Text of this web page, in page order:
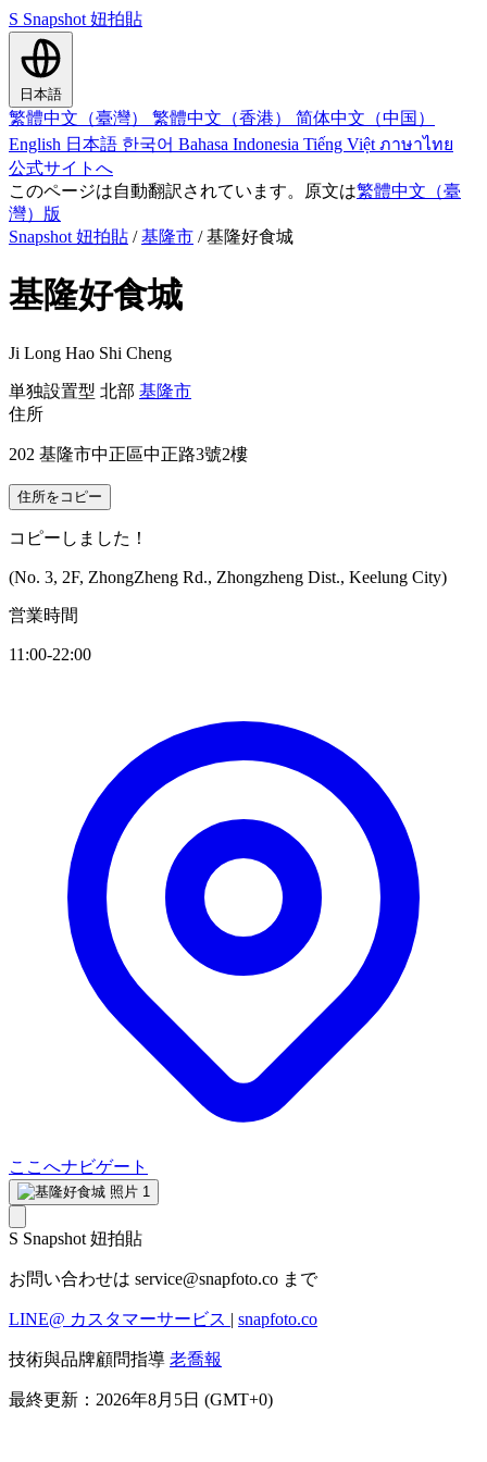
S Snapshot 妞拍貼
日本語
繁體中文（臺灣） 繁體中文（香港） 简体中文（中国）
English 日本語 한국어 Bahasa Indonesia Tiếng Việt ภาษาไทย
公式サイトへ
このページは自動翻訳されています。原文は繁體中文（臺
灣）版
Snapshot 妞拍貼 / 基隆市 / 基隆好食城
基隆好食城
Ji Long Hao Shi Cheng
単独設置型 北部 基隆市
住所
202 基隆市中正區中正路3號2樓
住所をコピー
コピーしました！
(No. 3, 2F, ZhongZheng Rd., Zhongzheng Dist., Keelung City)
営業時間
11:00-22:00
ここへナビゲート
S Snapshot 妞拍貼
お問い合わせは service@snapfoto.co まで
LINE@ カスタマーサービス | snapfoto.co
技術與品牌顧問指導 老喬報
最終更新：2026年8月5日 (GMT+0)